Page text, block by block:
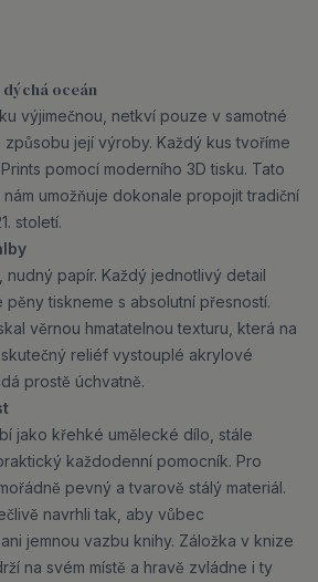
oceán
výjimečnou, netkví pouze v samotné
způsobu její výroby. Každý kus tvoříme
pomocí moderního 3D tisku. Tato
umožňuje dokonale propojit tradiční
století.
nudný papír. Každý jednotlivý detail
pěny tiskneme s absolutní přesností.
věrnou hmatatelnou texturu, která na
reliéf vystouplé akrylové
prostě úchvatně.
jako křehké umělecké dílo, stále
každodenní pomocník. Pro
pevný a tvarově stálý materiál.
navrhli tak, aby vůbec
jemnou vazbu knihy. Záložka v knize
na svém místě a hravě zvládne i ty